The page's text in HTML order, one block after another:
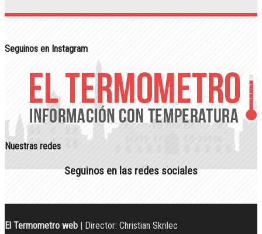
Seguinos en Instagram
Nuestras redes
Seguinos en las redes sociales
El Termometro web | Director: Christian Skrilec